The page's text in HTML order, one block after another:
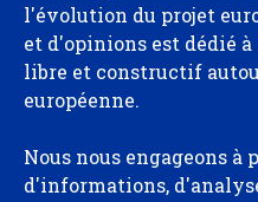
l'évolution du projet
et d'opinions est dédié
libre et constructif
européenne.
Nous nous engageons
d'informations,